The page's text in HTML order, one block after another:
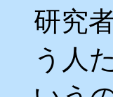
研究
う人